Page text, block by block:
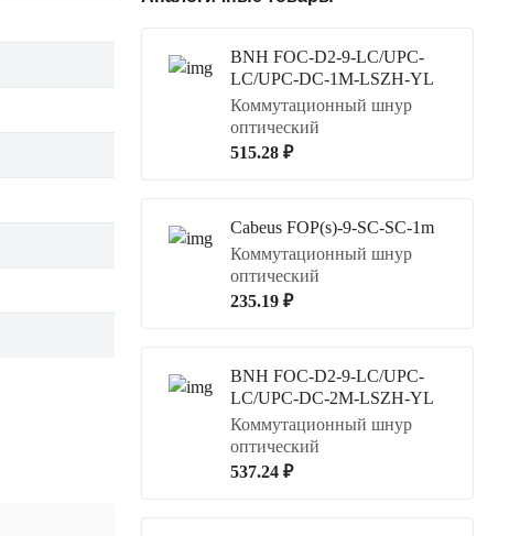
BNH FOC-D2-9-LC/UPC-
LC/UPC-DC-1M-LSZH-YL
Коммутационный шнур
оптический
515.28 ₽
Cabeus FOP(s)-9-SC-SC-1m
Коммутационный шнур
оптический
235.19 ₽
BNH FOC-D2-9-LC/UPC-
LC/UPC-DC-2M-LSZH-YL
Коммутационный шнур
оптический
537.24 ₽